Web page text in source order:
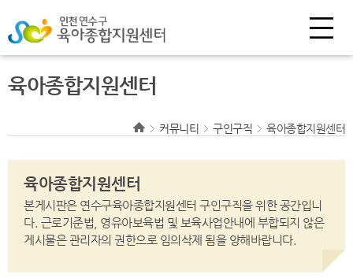
육아종합지원센터
커뮤니티 구인구직 육아종합지원센터
육아종합지원센터
본게시판은 연수구육아종합지원센터 구인구직을 위한 공간입니
다. 근로기준법, 영유아보육법 및 보육사업안내에 부합되지 않은
게시물은 관리자의 권한으로 임의삭제 됨을 양해바랍니다.